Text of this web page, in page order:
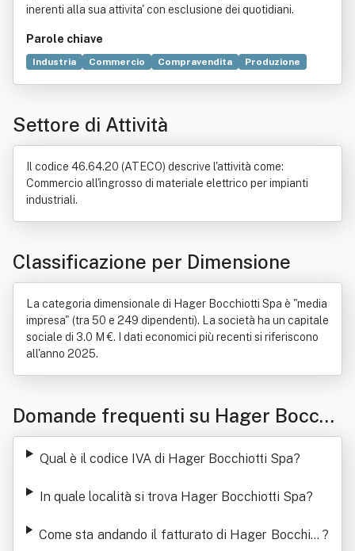
inerenti alla sua attivita' con esclusione dei quotidiani.
Parole chiave
Industria Commercio Compravendita Produzione
Settore di Attività
Il codice 46.64.20 (ATECO) descrive l'attività come:
Commercio all'ingrosso di materiale elettrico per impianti
industriali.
Classificazione per Dimensione
La categoria dimensionale di Hager Bocchiotti Spa è "media
impresa" (tra 50 e 249 dipendenti). La società ha un capitale
sociale di 3.0 M €. I dati economici più recenti si riferiscono
all'anno 2025.
Domande frequenti su Hager Bocchi
otti Spa
Qual è il codice IVA di Hager Bocchiotti Spa?
In quale località si trova Hager Bocchiotti Spa?
Come sta andando il fatturato di Hager Bocchiot ?